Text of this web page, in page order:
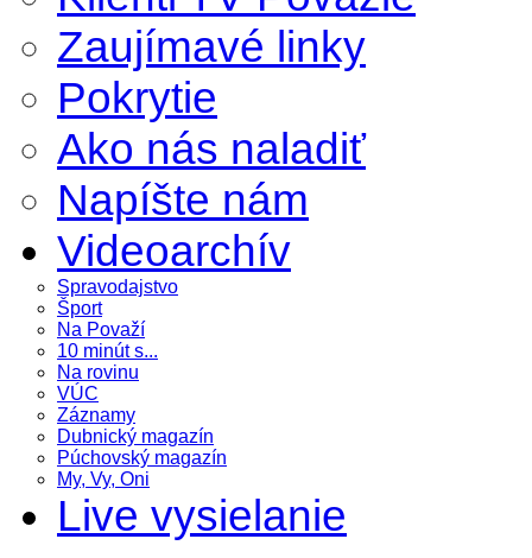
Zaujímavé linky
Pokrytie
Ako nás naladiť
Napíšte nám
Videoarchív
Spravodajstvo
Šport
Na Považí
10 minút s...
Na rovinu
VÚC
Záznamy
Dubnický magazín
Púchovský magazín
My, Vy, Oni
Live vysielanie